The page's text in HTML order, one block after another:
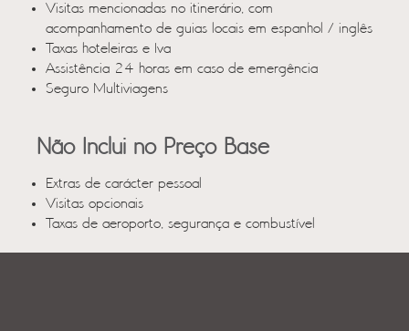
Visitas mencionadas no itinerário, com
acompanhamento de guias locais em espanhol / inglês
Taxas hoteleiras e Iva
Assistência 24 horas em caso de emergência
Seguro Multiviagens
Não Inclui no Preço Base
Extras de carácter pessoal
Visitas opcionais
Taxas de aeroporto, segurança e combustível